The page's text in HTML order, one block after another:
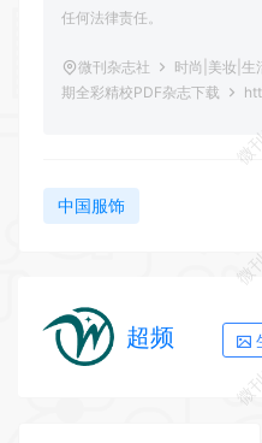
任何法律责任。
微刊杂志社 时尚|美妆|生
期全彩精校PDF杂志下载
中国服饰
超频
微
微